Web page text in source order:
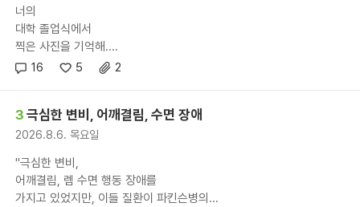
너의
대학 졸업식에서
찍은 사진을 기억해....
16
5 2
3 극심한 변비, 어깨결림, 수면 장애
2026.8.6. 목요일
"극심한 변비,
어깨결림, 렘 수면 행동 장애를
가지고 있었지만, 이들 질환이 파킨슨병의...